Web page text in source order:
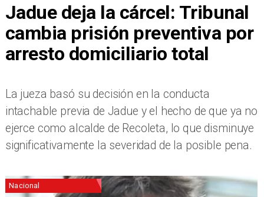
Jadue deja la cárcel: Tribunal
cambia prisión preventiva por
arresto domiciliario total
​La jueza basó su decisión en la conducta
intachable previa de Jadue y el hecho de que ya no
ejerce como alcalde de Recoleta, lo que disminuye
significativamente la severidad de la posible pena.
Nacional